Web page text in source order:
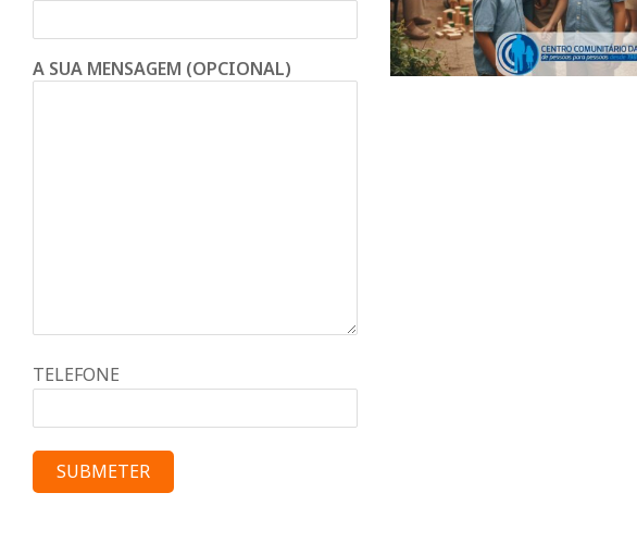
d
n
d
e
A SUA MENSAGEM (OPCIONAL)
TELEFONE